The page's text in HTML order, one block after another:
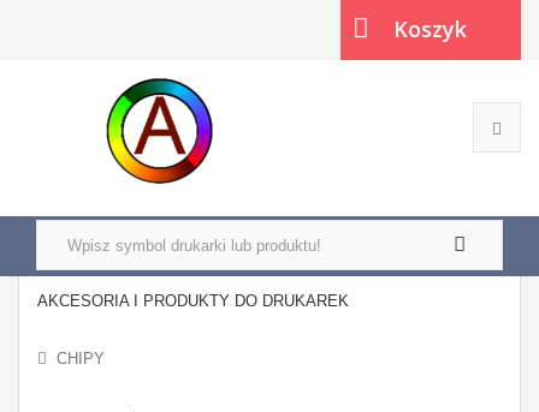
Koszyk
AKCESORIA I PRODUKTY DO DRUKAREK
CHIPY